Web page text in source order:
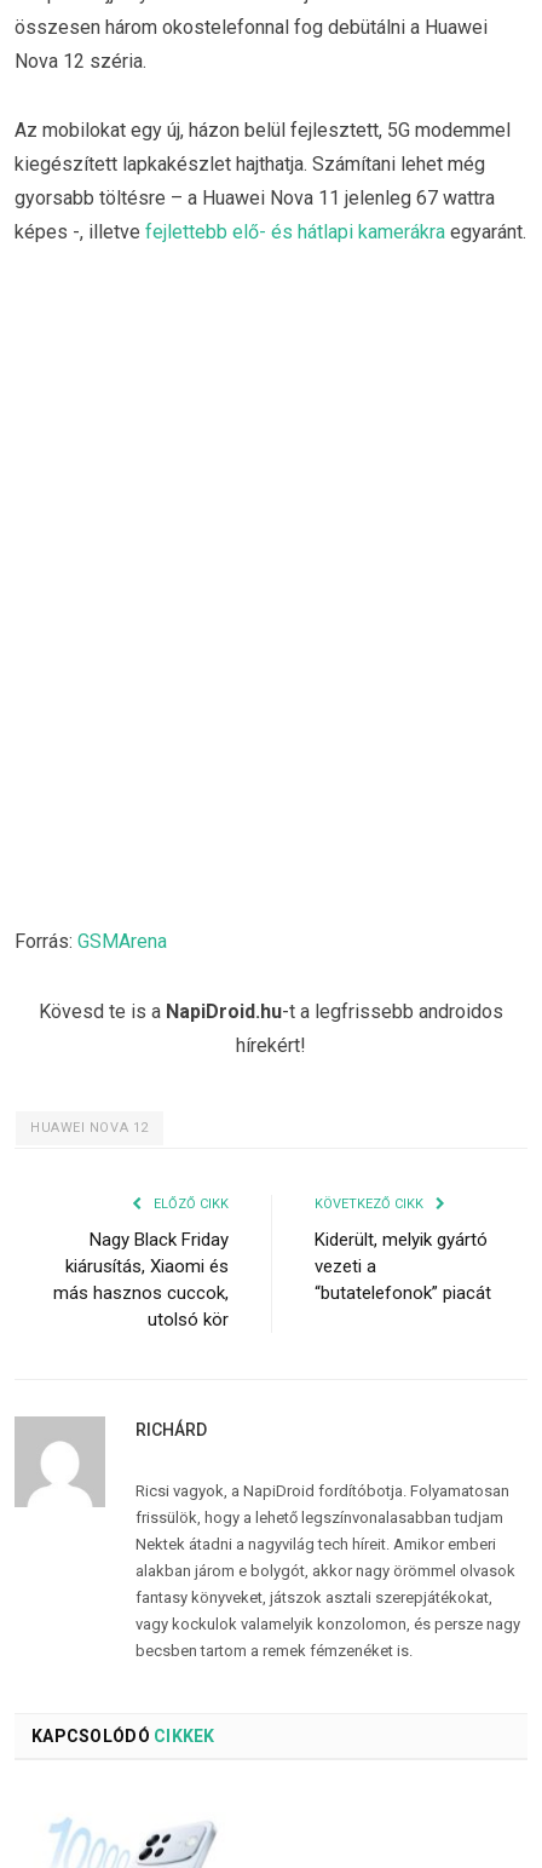
összesen három okostelefonnal fog debütálni a Huawei
Nova 12 széria.
Az mobilokat egy új, házon belül fejlesztett, 5G modemmel
kiegészített lapkakészlet hajthatja. Számítani lehet még
gyorsabb töltésre – a Huawei Nova 11 jelenleg 67 wattra
képes -, illetve fejlettebb elő- és hátlapi kamerákra egyaránt.
Forrás: GSMArena
Kövesd te is a NapiDroid.hu-t a legfrissebb androidos
hírekért!
HUAWEI NOVA 12
ELŐZŐ CIKK
Nagy Black Friday
kiárusítás, Xiaomi és
más hasznos cuccok,
utolsó kör
KÖVETKEZŐ CIKK
Kiderült, melyik gyártó
vezeti a
“butatelefonok” piacát
RICHÁRD
Ricsi vagyok, a NapiDroid fordítóbotja. Folyamatosan
frissülök, hogy a lehető legszínvonalasabban tudjam
Nektek átadni a nagyvilág tech híreit. Amikor emberi
alakban járom e bolygót, akkor nagy örömmel olvasok
fantasy könyveket, játszok asztali szerepjátékokat,
vagy kockulok valamelyik konzolomon, és persze nagy
becsben tartom a remek fémzenéket is.
KAPCSOLÓDÓ CIKKEK